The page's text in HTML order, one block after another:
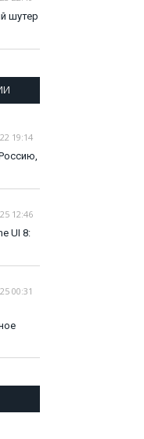
шутер
19:14
12:46
UI 8:
00:31